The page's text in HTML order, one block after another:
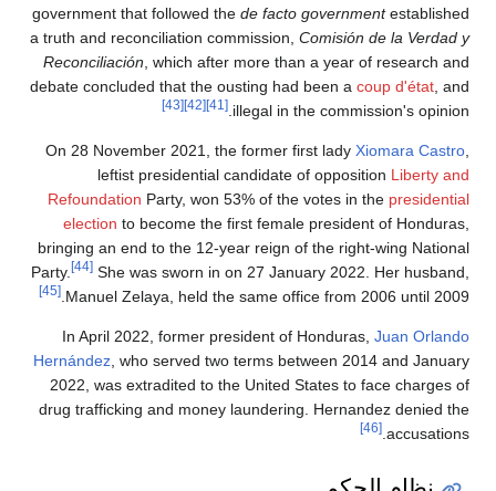
government that followed thede facto government
a truth and reconciliation commission,Comisión de la
Reconciliación, which after more than a year of
debate concluded that the ousting had been acoup
illegal in the commission's
[41]
[43]
On 28 November 2021, the former first ladyXiomara
leftist presidential candidate of opposition
RefoundationParty, won 53% of the votes in the
electionto become the first female president of
bringing an end to the 12-year reign of the right-wing
Party.
[44]She was sworn in on 27 January 2022. Her
Manuel Zelaya, held the same office from 2006
[45]
In April 2022, former president of Honduras,Juan
Hernández, who served two terms between 2014 and
2022, was extradited to the United States to face
drug trafficking and money laundering. Hernandez
[46]